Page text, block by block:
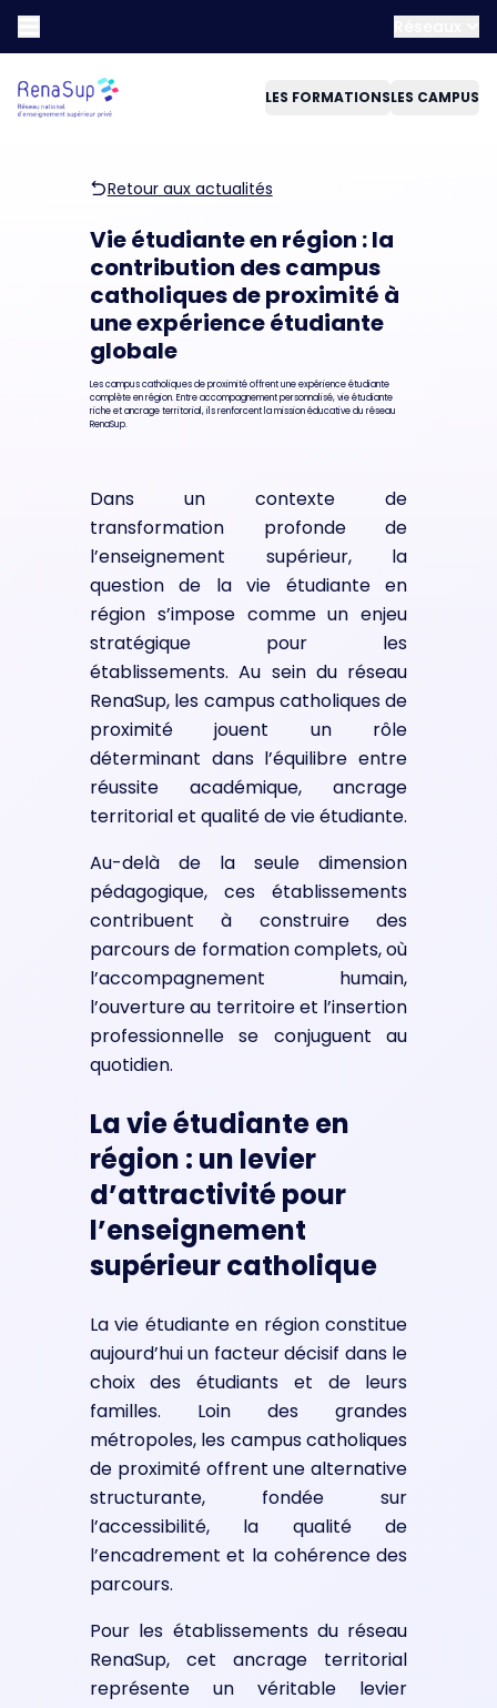
LES FORMATIONSLES CAMPUS
Retour aux actualités
Vie étudiante en région : la
contribution des campus
catholiques de proximité à
une expérience étudiante
globale
Les campus catholiques de proximité offrent une expérience étudiante
complète en région. Entre accompagnement personnalisé, vie étudiante
riche et ancrage territorial, ils renforcent la mission éducative du réseau
RenaSup.
Dans un contexte de
transformation profonde de
l’enseignement supérieur, la
question de la vie étudiante en
région s’impose comme un enjeu
stratégique pour les
établissements. Au sein du réseau
RenaSup, les campus catholiques de
proximité jouent un rôle
déterminant dans l’équilibre entre
réussite académique, ancrage
territorial et qualité de vie étudiante.
Au-delà de la seule dimension
pédagogique, ces établissements
contribuent à construire des
parcours de formation complets, où
l’accompagnement humain,
l’ouverture au territoire et l’insertion
professionnelle se conjuguent au
quotidien.
La vie étudiante en
région : un levier
d’attractivité pour
l’enseignement
supérieur catholique
La vie étudiante en région constitue
aujourd’hui un facteur décisif dans le
choix des étudiants et de leurs
familles. Loin des grandes
métropoles, les campus catholiques
de proximité offrent une alternative
structurante, fondée sur
l’accessibilité, la qualité de
l’encadrement et la cohérence des
parcours.
Pour les établissements du réseau
RenaSup, cet ancrage territorial
représente un véritable levier